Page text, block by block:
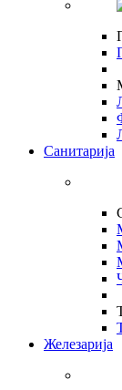
Санитарија
Железарија